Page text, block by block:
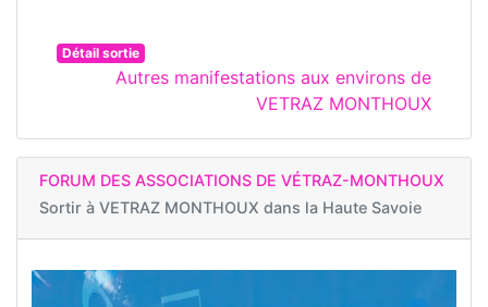
Détail sortie
Autres manifestations aux environs de
VETRAZ MONTHOUX
FORUM DES ASSOCIATIONS DE VÉTRAZ-MONTHOUX
Sortir à VETRAZ MONTHOUX dans la Haute Savoie